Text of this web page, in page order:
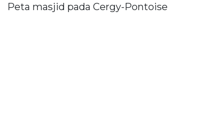
Peta masjid pada Cergy-Pontoise